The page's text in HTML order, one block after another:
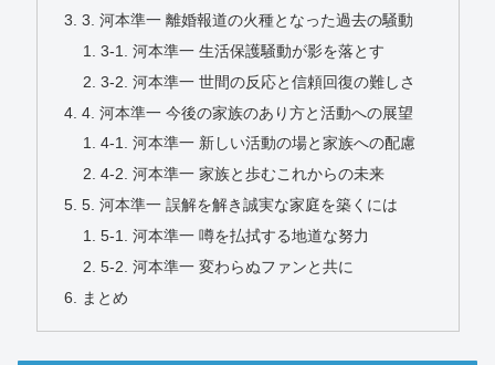
3. 河本準一 離婚報道の火種となった過去の騒動
3-1. 河本準一 生活保護騒動が影を落とす
3-2. 河本準一 世間の反応と信頼回復の難しさ
4. 河本準一 今後の家族のあり方と活動への展望
4-1. 河本準一 新しい活動の場と家族への配慮
4-2. 河本準一 家族と歩むこれからの未来
5. 河本準一 誤解を解き誠実な家庭を築くには
5-1. 河本準一 噂を払拭する地道な努力
5-2. 河本準一 変わらぬファンと共に
まとめ